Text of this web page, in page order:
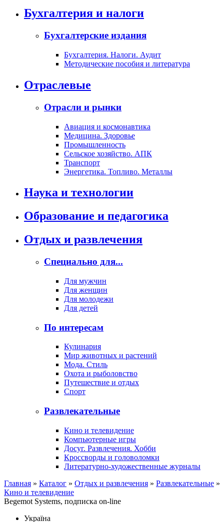
Бухгалтерия и налоги
Бухгалтерские издания
Бухгалтерия. Налоги. Аудит
Методические пособия и литература
Отраслевые
Отрасли и рынки
Авиация и космонавтика
Медицина. Здоровье
Промышленность
Сельское хозяйство. АПК
Транспорт
Энергетика. Топливо. Металлы
Наука и технологии
Образование и педагогика
Отдых и развлечения
Специально для...
Для мужчин
Для женщин
Для молодежи
Для детей
По интересам
Кулинария
Мир животных и растений
Мода. Стиль
Охота и рыболовство
Путешествие и отдых
Спорт
Развлекательные
Кино и телевидение
Компьютерные игры
Досуг. Развлечения. Хобби
Кроссворды и головоломки
Литературно-художественные журналы
Главная » Каталог » Отдых и развлечения » Развлекательные »
Кино и телевидение
Begemot Systems, подписка on-line
Україна